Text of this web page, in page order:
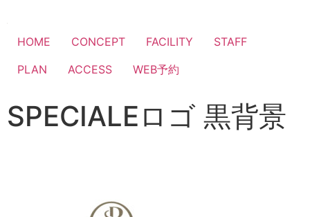
HOME CONCEPT FACILITY
STAFF
PLAN
ACCESS WEB予約
SPECIALEロゴ 黒背景